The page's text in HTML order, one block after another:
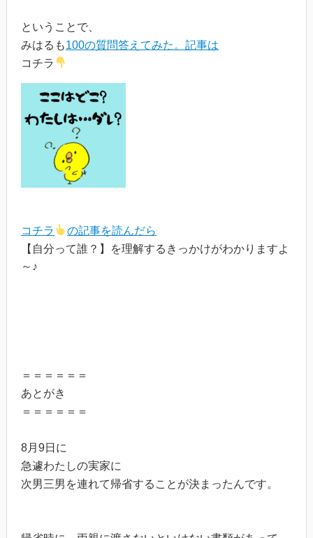
ということで、
みはるも100の質問答えてみた。記事は
コチラ
コチラ
の記事を読んだら
【自分って誰？】を理解するきっかけがわかりますよ
～♪
＝＝＝＝＝＝
あとがき
＝＝＝＝＝＝
8月9日に
急遽わたしの実家に
次男三男を連れて帰省することが決まったんです。